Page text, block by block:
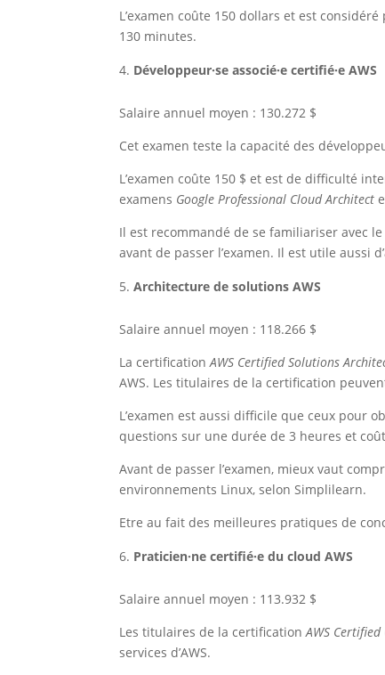
L’examen coûte 150 dollars et est
130 minutes.
Développeur·se associé·e certifié·e AWS
Salaire annuel moyen : 130.272 $
Cet examen teste la capacité des
L’examen coûte 150 $ et est de difficulté
examens Google Professional Cloud Architect
Il est recommandé de se familiariser avec le
avant de passer l’examen. Il est utile aussi
Architecture de solutions AWS
Salaire annuel moyen : 118.266 $
La certificationAWS Certified Solutions
AWS. Les titulaires de la certification
L’examen est aussi difficile que ceux pour
questions sur une durée de 3 heures et
Avant de passer l’examen, mieux vaut
environnements Linux, selon Simplilearn.
Etre au fait des meilleures pratiques de
Praticien·ne certifié·e du cloud AWS
Salaire annuel moyen : 113.932 $
Les titulaires de la certificationAWS
services d’AWS.